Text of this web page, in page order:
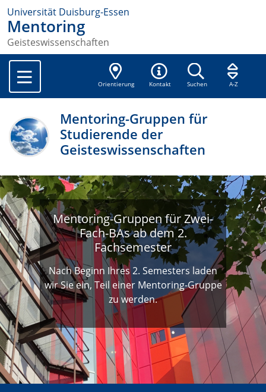
Universität Duisburg-Essen
Mentoring
Geisteswissenschaften
Orientierung Kontakt Suchen A-Z
Mentoring-Gruppen für
Studierende der
Geisteswissenschaften
Mentoring-Gruppen für Zwei-
Fach-BAs ab dem 2.
Fachsemester
Nach Beginn Ihres 2. Semesters laden
wir Sie ein, Teil einer Mentoring-Gruppe
zu werden.